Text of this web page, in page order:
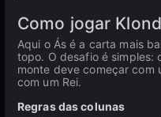
Como jogar
Aqui o Ás é a carta mais
topo. O desafio é simples:
monte deve começar com
com um Rei.
Regras das colunas